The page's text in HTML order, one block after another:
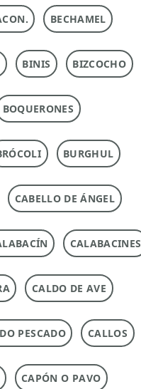
BECHAMEL
BINIS BIZCOCHO
BOQUERONES
BURGHUL
CABELLO DE ÁNGEL
CALABACINES
CALDO DE AVE
PESCADO CALLOS
CAPÓN O PAVO